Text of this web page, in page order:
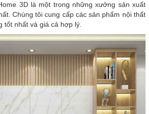
3D là một trong những xưởng sản xuất
Chúng tôi cung cấp các sản phẩm nội thất
tốt nhất và giá cả hợp lý.